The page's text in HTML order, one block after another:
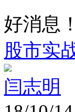
好消息
股市实
闫志明